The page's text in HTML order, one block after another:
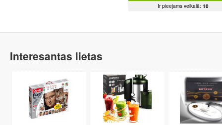
Ir pieejams veikalā: 10
Interesantas lietas